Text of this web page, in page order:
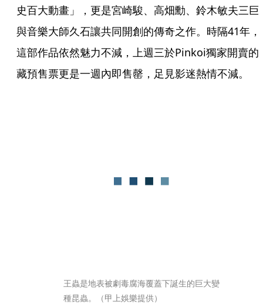
史百大動畫」，更是宮崎駿、高畑勳、鈴木敏夫三巨
與音樂大師久石讓共同開創的傳奇之作。時隔41年，
這部作品依然魅力不減，上週三於Pinkoi獨家開賣的
藏預售票更是一週內即售罄，足見影迷熱情不減。
王蟲是地表被劇毒腐海覆蓋下誕生的巨大變
種昆蟲。（甲上娛樂提供）